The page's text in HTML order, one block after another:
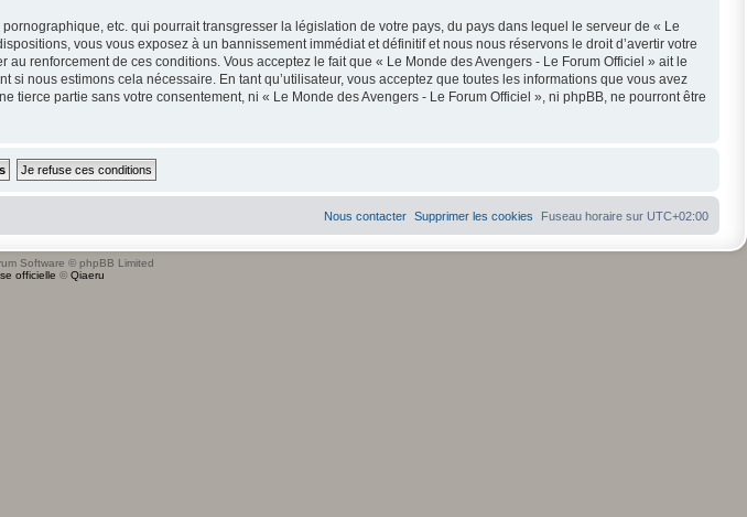
etc. qui pourrait transgresser la législation de votre pays, du pays dans lequel le serveur de « Le
vous vous exposez à un bannissement immédiat et définitif et nous nous réservons le droit d’avertir votre
renforcement de ces conditions. Vous acceptez le fait que « Le Monde des Avengers - Le Forum Officiel » ait le
nous estimons cela nécessaire. En tant qu’utilisateur, vous acceptez que toutes les informations que vous avez
partie sans votre consentement, ni « Le Monde des Avengers - Le Forum Officiel », ni phpBB, ne pourront être
Fuseau horaire sur UTC+02:00
Supprimer les cookies
Nous contacter
Software © phpBB Limited
officielle © Qiaeru